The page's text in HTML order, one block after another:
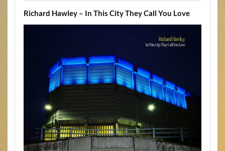
Richard Hawley – In This City They Call You Love